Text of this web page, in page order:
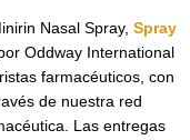
Nasal Spray, Spray
Oddway International
farmacéuticos, con
de nuestra red
Las entregas